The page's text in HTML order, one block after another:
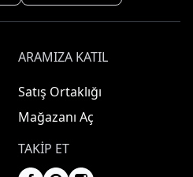
ARAMIZA KATIL
Satış Ortaklığı
Mağazanı Aç
TAKIP ET